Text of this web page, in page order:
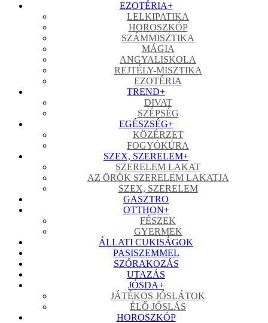
EZOTÉRIA+
LELKIPATIKA
HOROSZKÓP
SZÁMMISZTIKA
MÁGIA
ANGYALISKOLA
REJTÉLY-MISZTIKA
EZOTÉRIA
TREND+
DIVAT
SZÉPSÉG
EGÉSZSÉG+
KÖZÉRZET
FOGYÓKÚRA
SZEX, SZERELEM+
SZERELEM LAKAT
AZ ÖRÖK SZERELEM LAKATJA
SZEX, SZERELEM
GASZTRO
OTTHON+
FÉSZEK
GYERMEK
ÁLLATI CUKISÁGOK
PASISZEMMEL
SZÓRAKOZÁS
UTAZÁS
JÓSDA+
JÁTÉKOS JÓSLÁTOK
ÉLŐ JÓSLÁS
HOROSZKÓP